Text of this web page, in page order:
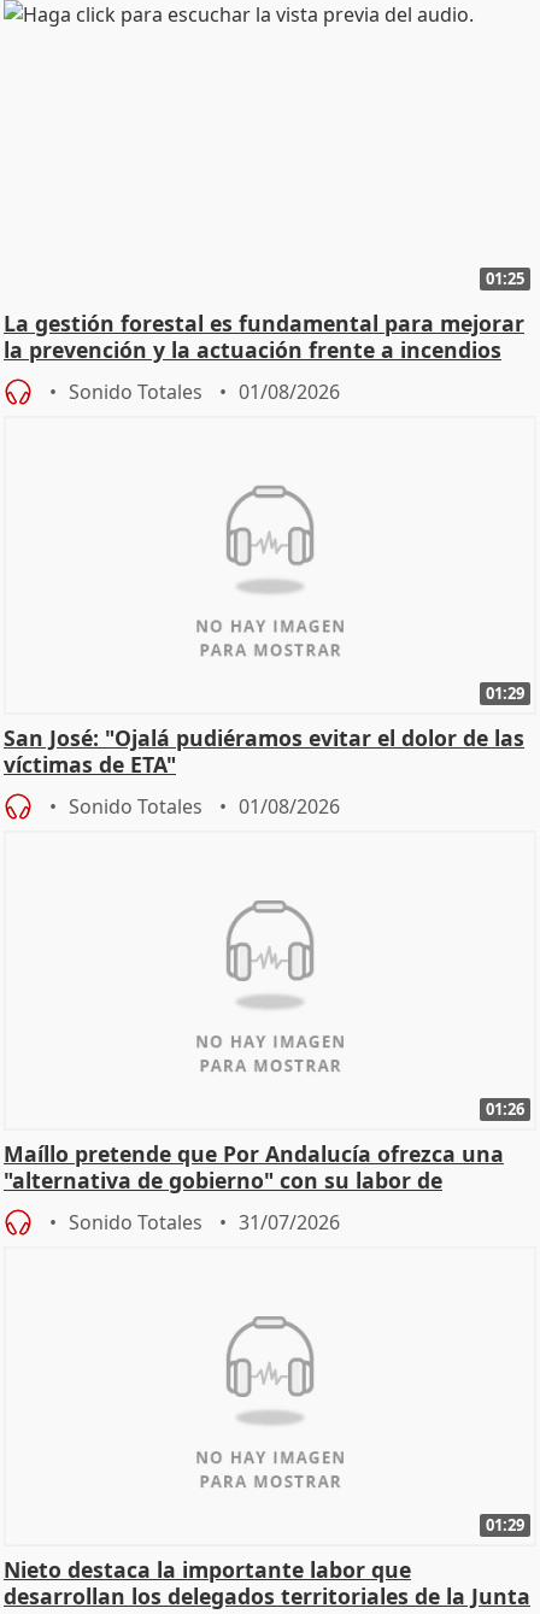
01:25
La gestión forestal es fundamental para mejorar
la prevención y la actuación frente a incendios
Sonido Totales 01/08/2026
01:29
San José: "Ojalá pudiéramos evitar el dolor de las
víctimas de ETA"
Sonido Totales 01/08/2026
01:26
Maíllo pretende que Por Andalucía ofrezca una
"alternativa de gobierno" con su labor de
oposición
Sonido Totales 31/07/2026
01:29
Nieto destaca la importante labor que
desarrollan los delegados territoriales de la Junta